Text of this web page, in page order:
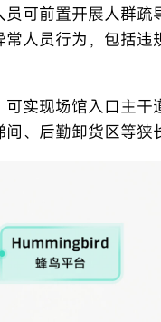
可前置开展人群
人员行为，包括
实现场馆入口主
、后勤卸货区等狭